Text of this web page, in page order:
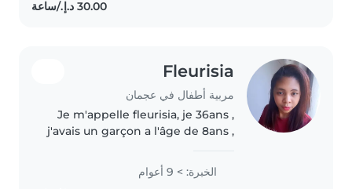
special needs, particularly,
Fleurisia
مربية أطفال في عجمان
Je m'appelle fleurisia, je 36ans ,
j'avais un garçon a l'âge de 8ans ,
j'ai 9 d'expérience pour le
domaine femme de ménage et
الخبرة: > 9 أعوام